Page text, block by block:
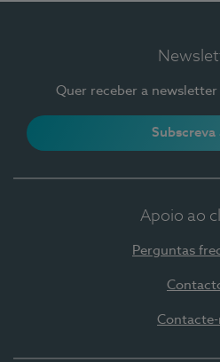
Quer receber a
Subscreva
Apoio ao
Perguntas